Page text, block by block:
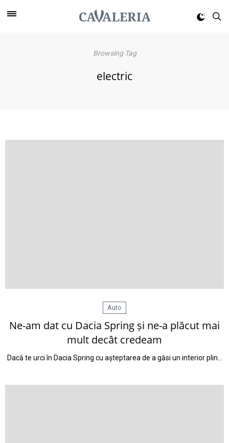
Browsing Tag
electric
Auto
Ne-am dat cu Dacia Spring și ne-a plăcut mai
mult decât credeam
Dacă te urci în Dacia Spring cu așteptarea de a găsi un interior plin…